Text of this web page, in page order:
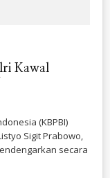
Kawal
(KBPBI)
Sigit Prabowo,
secara